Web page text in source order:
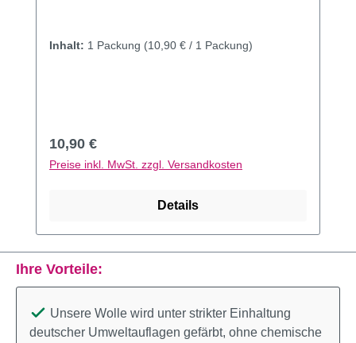
Inhalt: 1 Packung (10,90 € / 1 Packung)
Regulärer Preis:
10,90 €
Preise inkl. MwSt. zzgl. Versandkosten
Details
Ihre Vorteile:
Unsere Wolle wird unter strikter Einhaltung
deutscher Umweltauflagen gefärbt, ohne chemische